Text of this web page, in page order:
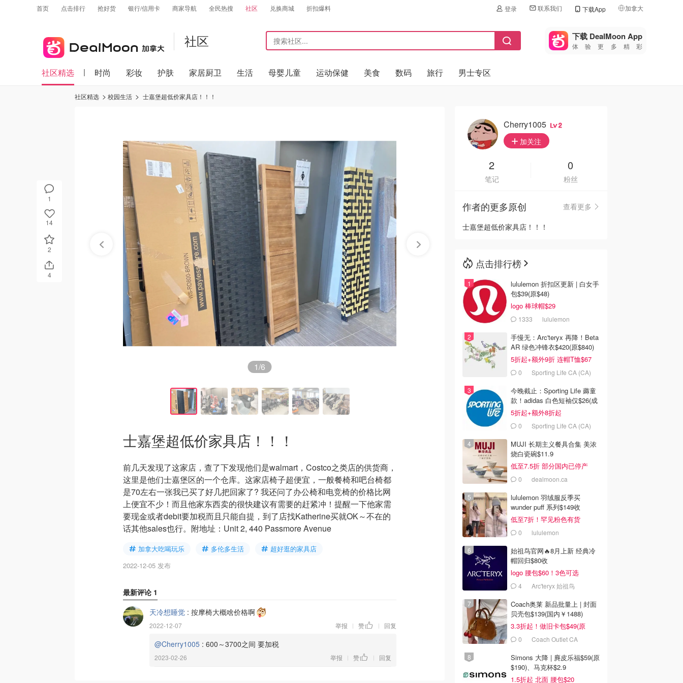
首页 点击排行 抢好货 银行/信用卡 商家导航 全民热搜 社区 兑换商城 折扣爆料 登录 联系我们 下载App 加拿大
🇺🇸
美国
🇨🇳中国
🇮🇹
🇦🇺
🇳🇿新西兰
社区 下载 DealMoon App
体验更多精彩
社区精选 时尚 彩妆 护肤 家居厨卫 生活 母婴儿童 运动保健 美食 数码 旅行 男士专区
1
14
2
4
社区精选 校园生活 士嘉堡超低价家具店！！！
1/6
士嘉堡超低价家具店！！！
前几天发现了这家店，查了下发现他们是walmart，Costco之类店的供货商，
这里是他们士嘉堡区的一个仓库。这家店椅子超便宜，一般餐椅和吧台椅都
是70左右一张我已买了好几把回家了? 我还问了办公椅和电竞椅的价格比网
上便宜不少！而且他家东西卖的很快建议有需要的赶紧冲！提醒一下他家需
要现金或者debit要加税而且只能自提，到了店找Katherine买就OK～不在的
话其他sales也行。附地址：Unit 2, 440 Passmore Avenue
加拿大吃喝玩乐 多伦多生活
超好逛的家具店
2022-12-05 发布
最新评论 1
天冷想睡觉 : 按摩椅大概啥价格啊
2022-12-07 举报 | 赞 | 回复
@Cherry1005 : 600～3700之间 要加税
2023-02-26 举报 | 赞 | 回复
Cherry1005 2
加关注
2
笔记
0
粉丝
作者的更多原创
查看更多
士嘉堡超低价家具店！！！
点击排行榜
lululemon 折扣区更新 | 白女手
包$39(原$48)
logo 棒球帽$29
1333 lululemon
手慢无：Arc'teryx 再降！Beta
AR 绿色冲锋衣$420(原$840)
5折起+额外9折 连帽T恤$67
0 Sporting Life CA (CA)
今晚截止：Sporting Life 薅童
款！adidas 白色短袖仅$26(成
人款$34)
5折起+额外8折起
0 Sporting Life CA (CA)
MUJI 长期主义餐具合集 美浓
烧白瓷碗$11.9
低至7.5折 部分国内已停产
0 dealmoon.ca
lululemon 羽绒服反季买
wunder puff 系列$149收
低至7折！罕见粉色有货
0 lululemon
始祖鸟官网🔥8月上新 经典冷
帽回归$80收
logo 腰包$60！3色可选
4 Arc'teryx 始祖鸟
Coach奥莱 新品批量上 | 封面
贝壳包$139(国内￥1488)
3.3折起！做旧卡包$49(原
$150)
0 Coach Outlet CA
Simons 大降 | 麂皮乐福$59(原
$190)、马克杯$2.9
1.5折起 北面 腰包$20